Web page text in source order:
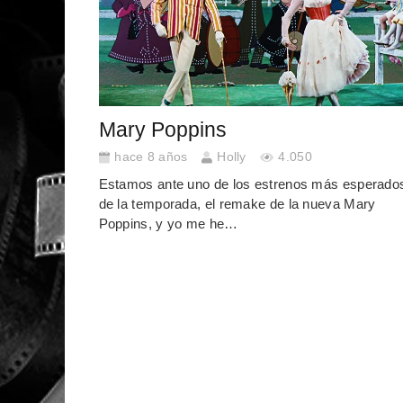
Mary Poppins
hace 8 años Holly 4.050
Estamos ante uno de los estrenos más
de la temporada, el remake de la nueva Mary
Poppins, y yo me he…